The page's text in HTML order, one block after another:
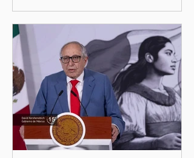
Estado amplió la revisión
de la presencia digital de
los solicitantes, mientras
Washington busca cerrar el
paso al llamado “turismo de
nacimiento” y reforzar los
controles migratorios.